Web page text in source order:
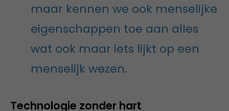
maar kennen we ook menselijke
eigenschappen toe aan alles
wat ook maar iets lijkt op een
menselijk wezen.
Technologie zonder hart